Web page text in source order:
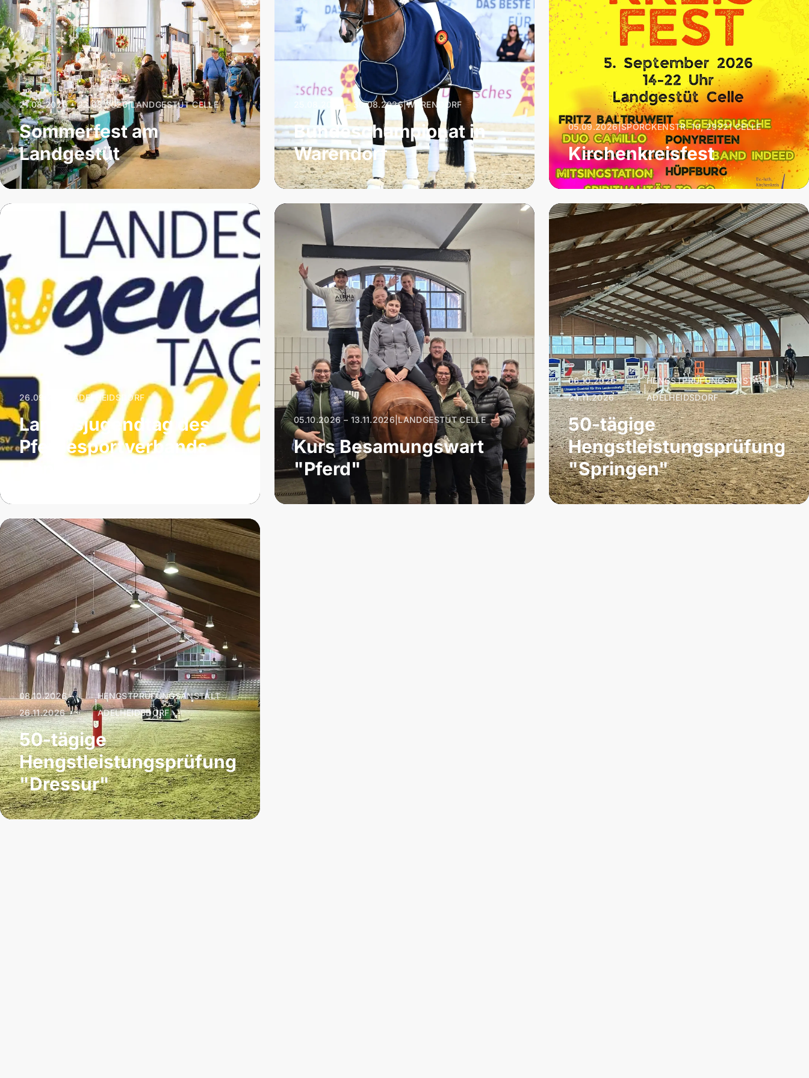
21.08.2026 – 23.08.2026|LANDGESTÜT CELLE
Sommerfest am
Landgestüt
25.08.2026 – 30.08.2026|WARENDORF
Bundeschampionat in
Warendorf
05.09.2026|SPÖRCKENSTR. 10, 29221 CELLE
Kirchenkreisfest
26.09.2026 ADELHEIDSDORF
Landesjugendtag des
Pferdesportverbands
Hannover
05.10.2026 – 13.11.2026|LANDGESTÜT CELLE
Kurs Besamungswart
"Pferd"
06.10.2026 –
24.11.2026
|
HENGSTPRÜFUNGSANSTALT
ADELHEIDSDORF
50-tägige
Hengstleistungsprüfung
"Springen"
08.10.2026 –
26.11.2026
|
HENGSTPRÜFUNGSANSTALT
ADELHEIDSDORF
50-tägige
Hengstleistungsprüfung
"Dressur"